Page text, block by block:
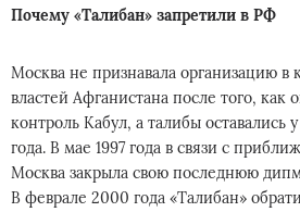
Почему «Талибан» запретили в РФ
Москва не признавала организацию в
властей Афганистана после того, как
контроль Кабул, а талибы оставались
года. В мае 1997 года в связи с
Москва закрыла свою последнюю
В феврале 2000 года «Талибан»